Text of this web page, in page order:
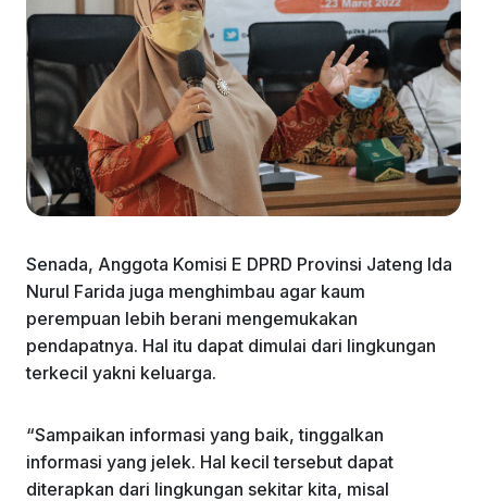
Senada, Anggota Komisi E DPRD Provinsi Jateng Ida
Nurul Farida juga menghimbau agar kaum
perempuan lebih berani mengemukakan
pendapatnya. Hal itu dapat dimulai dari lingkungan
terkecil yakni keluarga.
“Sampaikan informasi yang baik, tinggalkan
informasi yang jelek. Hal kecil tersebut dapat
diterapkan dari lingkungan sekitar kita, misal